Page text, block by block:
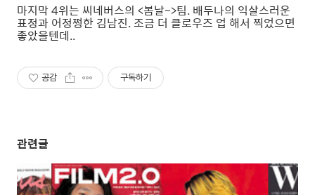
마지막 4위는 씨네버스의 <봄날~>팀. 배두나의 익살스러운
표정과 어정쩡한 김남진. 조금 더 클로우즈 업 해서 찍었으면
좋았을텐데..
공감 구독하기
관련글